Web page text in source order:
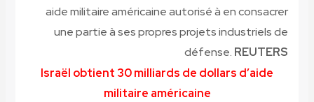
aide militaire américaine autorisé à en consacrer
une partie à ses propres projets industriels de
défense. REUTERS
Israël obtient 30 milliards de dollars d’aide
militaire américaine